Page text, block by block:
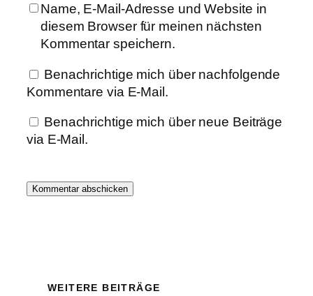
Name, E-Mail-Adresse und Website in
diesem Browser für meinen nächsten
Kommentar speichern.
Benachrichtige mich über nachfolgende
Kommentare via E-Mail.
Benachrichtige mich über neue Beiträge
via E-Mail.
WEITERE BEITRÄGE